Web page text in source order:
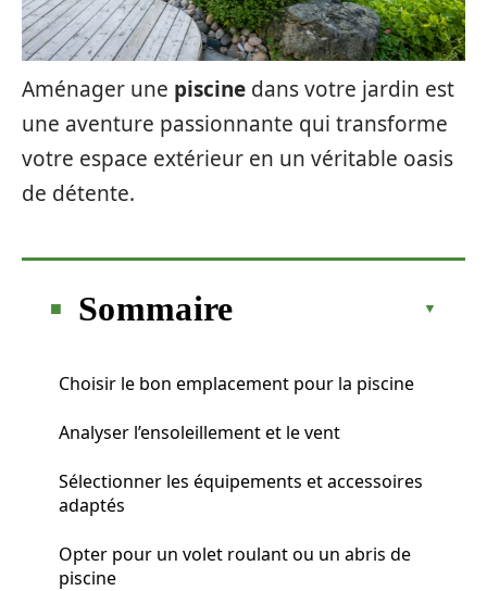
Aménager une piscine dans votre jardin est
une aventure passionnante qui transforme
votre espace extérieur en un véritable oasis
de détente.
Sommaire
Choisir le bon emplacement pour la piscine
Analyser l’ensoleillement et le vent
Sélectionner les équipements et accessoires
adaptés
Opter pour un volet roulant ou un abris de
piscine